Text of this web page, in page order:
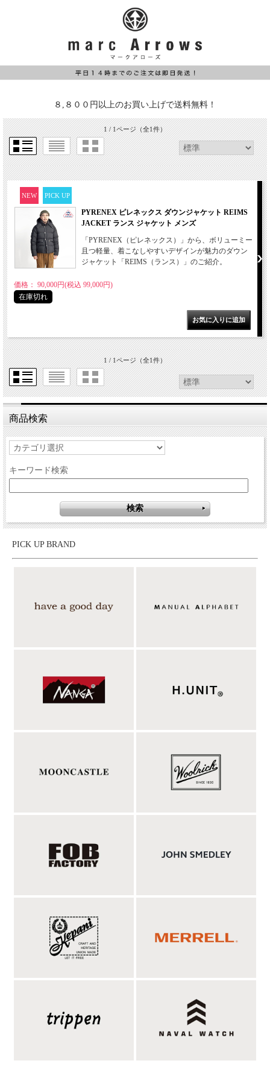
８,８００円以上のお買い上げで送料無料！
1 / 1ページ（全1件）
NEW PICK UP
PYRENEX ピレネックス ダウンジャケット REIMS
JACKET ランス ジャケット メンズ
「PYRENEX（ピレネックス）」から、ボリューミー
且つ軽量、着こなしやすいデザインが魅力のダウン
ジャケット「REIMS（ランス）」のご紹介。
価格： 90,000円(税込 99,000円)
在庫切れ
1 / 1ページ（全1件）
商品検索
キーワード検索
PICK UP BRAND